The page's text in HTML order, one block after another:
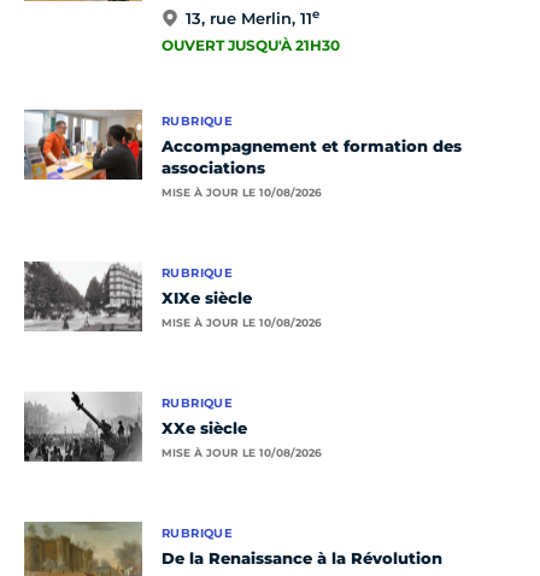
13, rue Merlin, 11e
OUVERT JUSQU'À 21H30
RUBRIQUE
Accompagnement et formation des
associations
MISE À JOUR LE 10/08/2026
RUBRIQUE
XIXe siècle
MISE À JOUR LE 10/08/2026
RUBRIQUE
XXe siècle
MISE À JOUR LE 10/08/2026
RUBRIQUE
De la Renaissance à la Révolution